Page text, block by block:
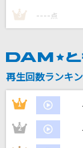
イケナイ太陽
バルーン
3 ---- 点
再生回数ランキ
1
2